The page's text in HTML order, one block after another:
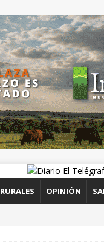
RURALES OPINIÓN